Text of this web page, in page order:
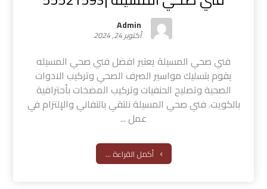
Admin
أكتوبر 24, 2024
فني صحي المسيلة يعتبر افضل فني صحي المسيله
يقوم بتسليك مواسير الصرف الصحي وتركيب الادوات
الصحية وتصليح الحنفيات وتركيب المضخات بأحترافية
بالكويت. فني صحي المسيلة نلتقي بالتفاني والإلتزام في
عمل ...
أكمل القراءة ...